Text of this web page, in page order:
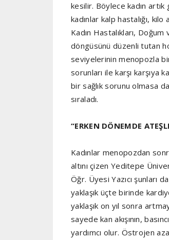
kesilir. Böylece kadın
kadınlar kalp hastalığı,
Kadın Hastalıkları,
döngüsünü düzenli tutan
seviyelerinin menopozla
sorunları ile karşı karşıya
bir sağlık sorunu olmasa
sıraladı.
“ERKEN DÖNEMDE
Kadınlar menopozdan
altını çizen Yeditepe
Öğr. Üyesi Yazıcı şunları
yaklaşık üçte birinde
yaklaşık on yıl sonra
sayede kan akışının,
yardımcı olur. Östrojen